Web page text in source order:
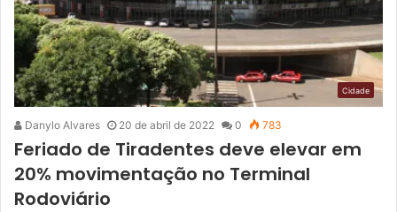
Cidade
Danylo Alvares 20 de abril de 2022 0 783
Feriado de Tiradentes deve elevar em
20% movimentação no Terminal
Rodoviário